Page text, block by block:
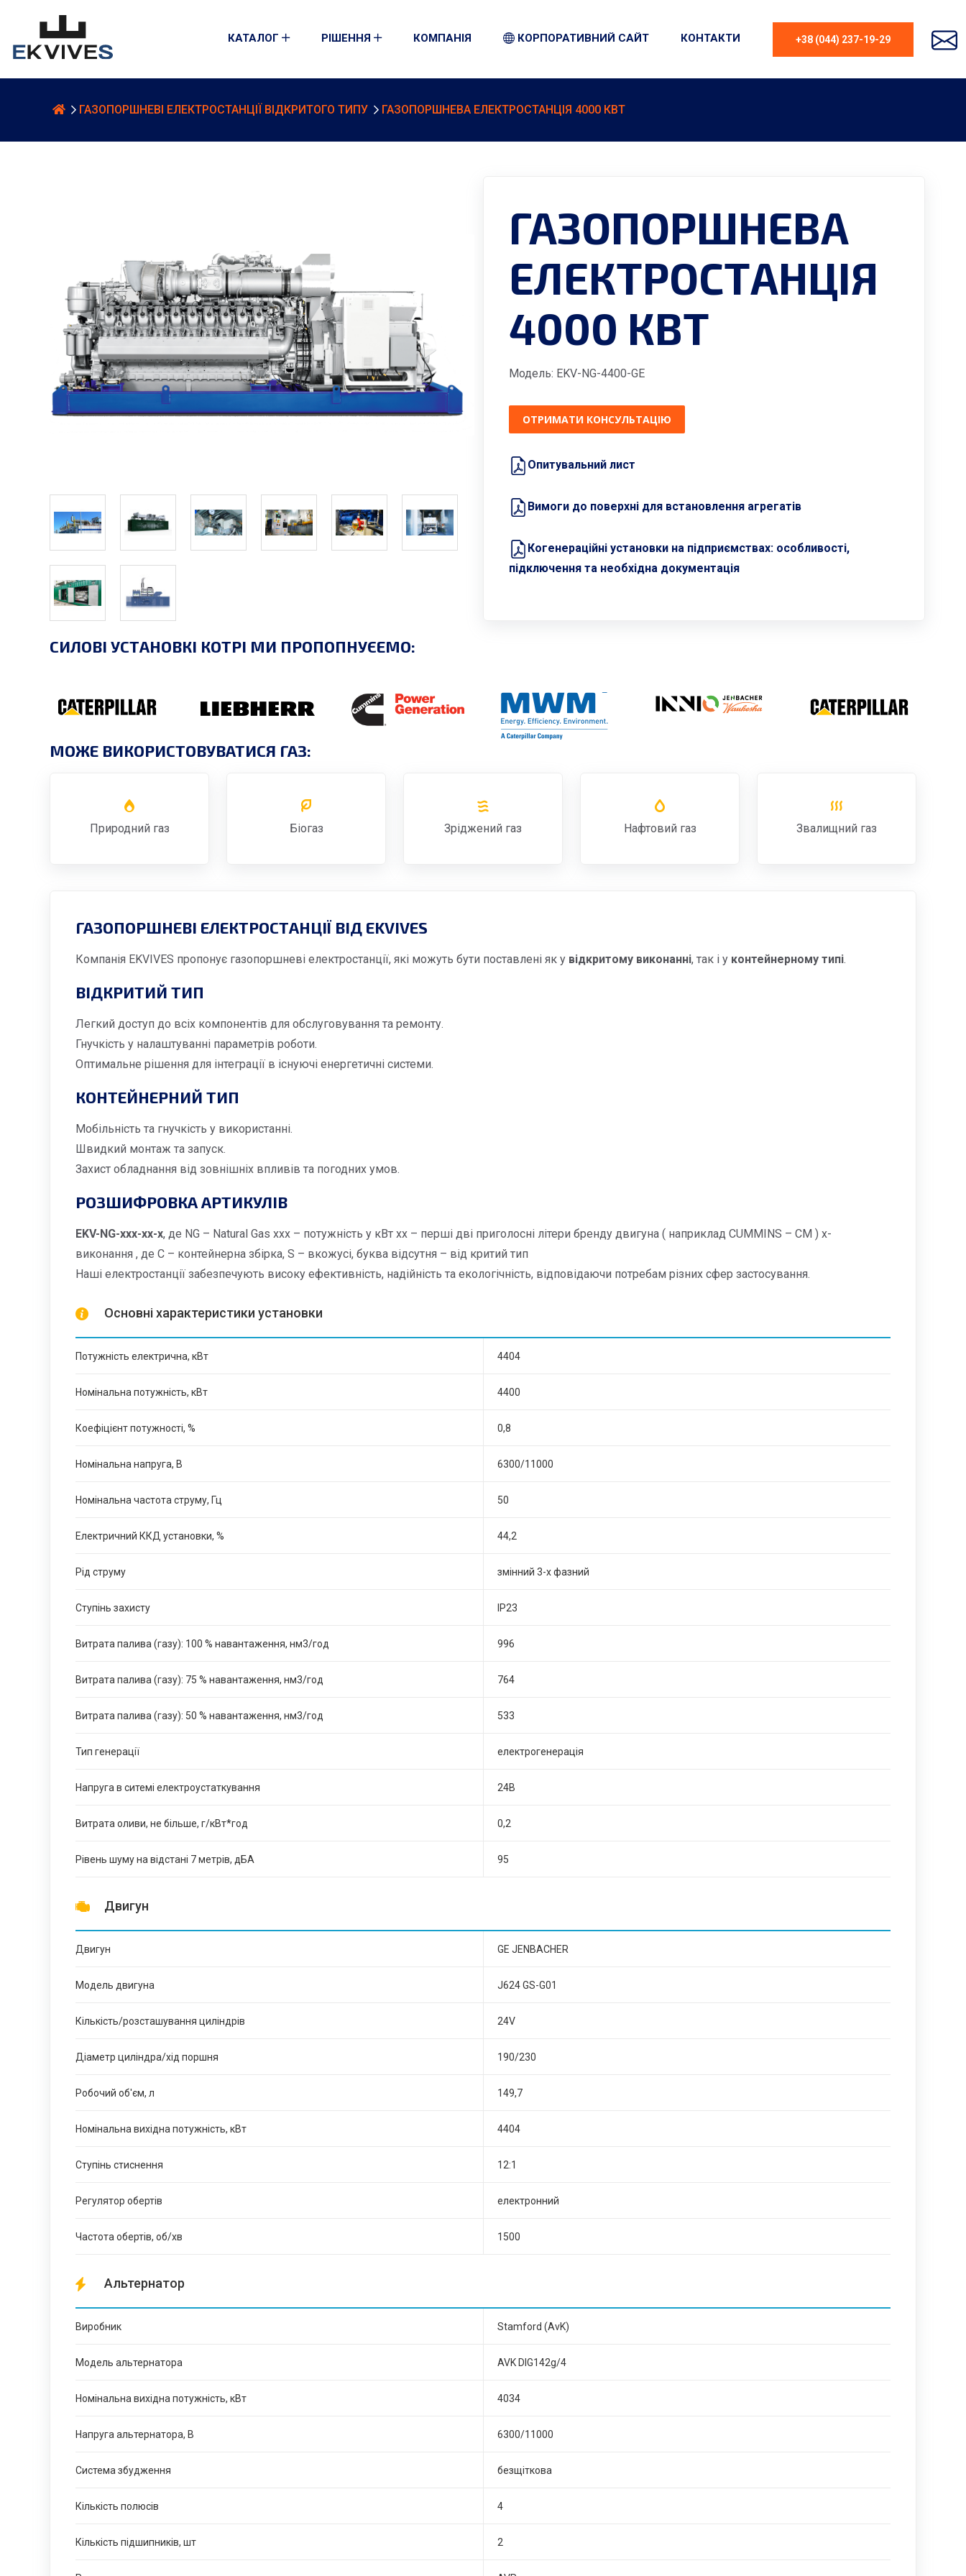
КАТАЛОГ РІШЕННЯ КОМПАНІЯ КОРПОРАТИВНИЙ САЙТ КОНТАКТИ +38 (044) 237-19-29
ГАЗОПОРШНЕВІ ЕЛЕКТРОСТАНЦІЇ ВІДКРИТОГО ТИПУ ГАЗОПОРШНЕВА ЕЛЕКТРОСТАНЦІЯ 4000 КВТ
ГАЗОПОРШНЕВА
ЕЛЕКТРОСТАНЦІЯ
4000 КВТ
Модель: EKV-NG-4400-GE
ОТРИМАТИ КОНСУЛЬТАЦІЮ
Опитувальний лист
Вимоги до поверхні для встановлення агрегатів
Когенераційні установки на підприємствах: особливості,
підключення та необхідна документація
СИЛОВІ УСТАНОВКІ КОТРІ МИ ПРОПОПНУЄЕМО:
МОЖЕ ВИКОРИСТОВУВАТИСЯ ГАЗ:
Природний газ Біогаз Зріджений газ Нафтовий газ Звалищний газ
ГАЗОПОРШНЕВІ ЕЛЕКТРОСТАНЦІЇ ВІД EKVIVES
Компанія EKVIVES пропонує газопоршневі електростанції, які можуть бути поставлені як у відкритому виконанні, так і у контейнерному типі.
ВІДКРИТИЙ ТИП
Легкий доступ до всіх компонентів для обслуговування та ремонту.
Гнучкість у налаштуванні параметрів роботи.
Оптимальне рішення для інтеграції в існуючі енергетичні системи.
КОНТЕЙНЕРНИЙ ТИП
Мобільність та гнучкість у використанні.
Швидкий монтаж та запуск.
Захист обладнання від зовнішніх впливів та погодних умов.
РОЗШИФРОВКА АРТИКУЛІВ
EKV-NG-xxx-xx-x, де NG – Natural Gas xxx – потужність у кВт хх – перші дві приголосні літери бренду двигуна ( наприклад CUMMINS – СМ ) x-
виконання , де С – контейнерна збірка, S – вкожусі, буква відсутня – від критий тип
Наші електростанції забезпечують високу ефективність, надійність та екологічність, відповідаючи потребам різних сфер застосування.
Основні характеристики установки
Потужність електрична, кВт 4404
Номінальна потужність, кВт 4400
Коефіцієнт потужності, % 0,8
Номінальна напруга, В 6300/11000
Номінальна частота струму, Гц 50
Електричний ККД установки, % 44,2
Рід струму змінний 3-х фазний
Ступінь захисту ІР23
Витрата палива (газу): 100 % навантаження, нм3/год 996
Витрата палива (газу): 75 % навантаження, нм3/год 764
Витрата палива (газу): 50 % навантаження, нм3/год 533
Тип генерації електрогенерація
Напруга в ситемі електроустаткування 24В
Витрата оливи, не більше, г/кВт*год 0,2
Рівень шуму на відстані 7 метрів, дБА 95
Двигун
Двигун GE JENBACHER
Модель двигуна J624 GS-G01
Кількість/розсташування циліндрів 24V
Діаметр циліндра/хід поршня 190/230
Робочий об'єм, л 149,7
Номінальна вихідна потужність, кВт 4404
Ступінь стиснення 12:1
Регулятор обертів електронний
Частота обертів, об/хв 1500
Альтернатор
Виробник Stamford (AvK)
Модель альтернатора AVK DIG142g/4
Номінальна вихідна потужність, кВт 4034
Напруга альтернатора, В 6300/11000
Система збудження безщіткова
Кількість полюсів 4
Кількість підшипників, шт 2